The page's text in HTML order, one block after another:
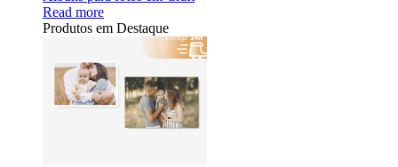
Read more
Produtos em Destaque